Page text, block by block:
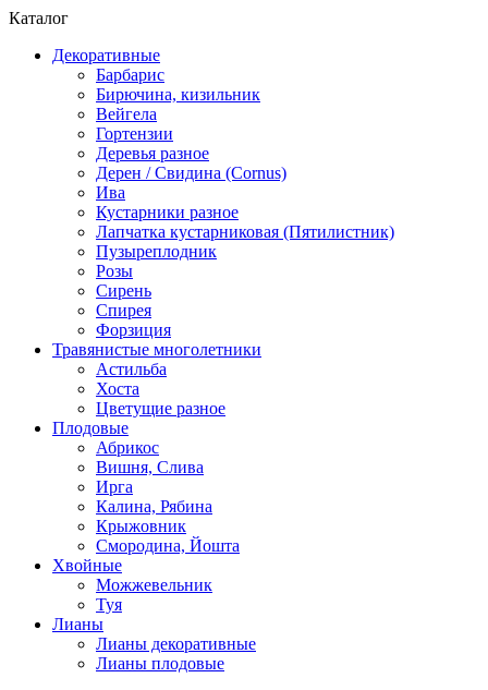
Каталог
Декоративные
Барбарис
Бирючина, кизильник
Вейгела
Гортензии
Деревья разное
Дерен / Свидина (Cornus)
Ива
Кустарники разное
Лапчатка кустарниковая (Пятилистник)
Пузыреплодник
Розы
Сирень
Спирея
Форзиция
Травянистые многолетники
Астильба
Хоста
Цветущие разное
Плодовые
Абрикос
Вишня, Слива
Ирга
Калина, Рябина
Крыжовник
Смородина, Йошта
Хвойные
Можжевельник
Туя
Лианы
Лианы декоративные
Лианы плодовые